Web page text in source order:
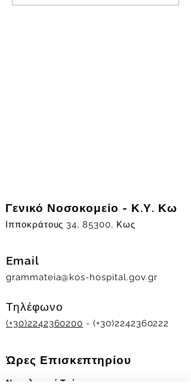
Γενικό Νοσοκομείο - Κ.Υ. Κω
Ιπποκράτους 34, 85300, Κως
Email
grammateia@kos-hospital.gov.gr
Τηλέφωνο
(+30)2242360200 - (+30)2242360222
Ώρες Επισκεπτηρίου
Νοσηλευτικά Τμήματα